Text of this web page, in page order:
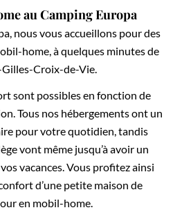
au Camping Europa
nous vous accueillons pour des
home, à quelques minutes de
Gilles-Croix-de-Vie.
sont possibles en fonction de
Tous nos hébergements ont un
pour votre quotidien, tandis
vont même jusqu’à avoir un
vacances. Vous profitez ainsi
d’une petite maison de
en mobil-home.